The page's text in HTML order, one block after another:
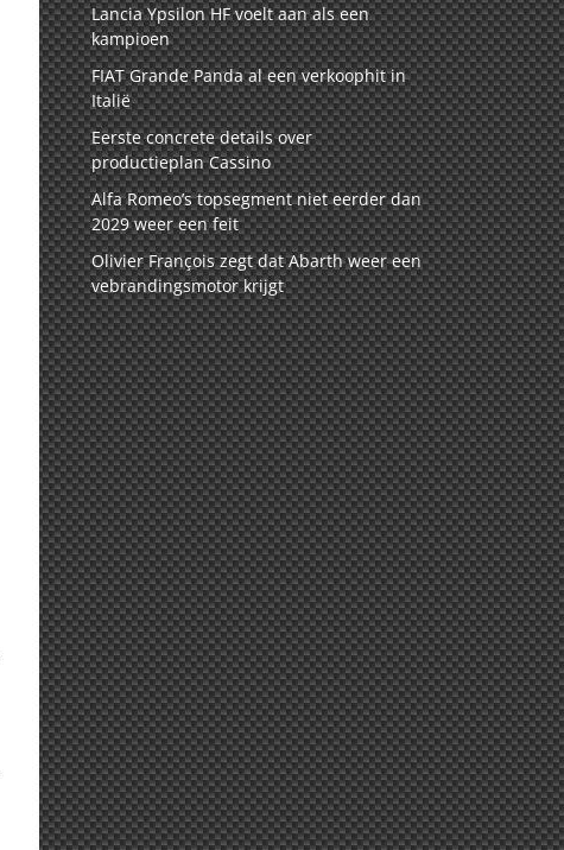
Lancia Ypsilon HF voelt aan als een
kampioen
FIAT Grande Panda al een verkoophit in
Italië
Eerste concrete details over
productieplan Cassino
Alfa Romeo’s topsegment niet eerder dan
2029 weer een feit
Olivier François zegt dat Abarth weer een
vebrandingsmotor krijgt